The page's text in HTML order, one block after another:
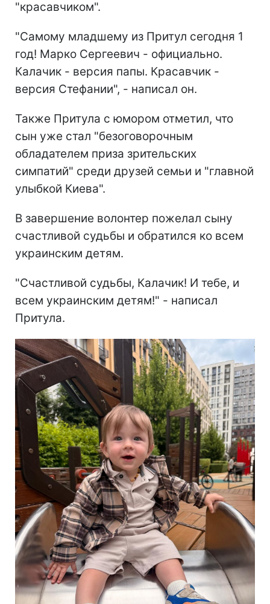
"красавчиком".
"Самому младшему из Притул сегодня 1
год! Марко Сергеевич - официально.
Калачик - версия папы. Красавчик -
версия Стефании", - написал он.
Также Притула с юмором отметил, что
сын уже стал "безоговорочным
обладателем приза зрительских
симпатий" среди друзей семьи и "главной
улыбкой Киева".
В завершение волонтер пожелал сыну
счастливой судьбы и обратился ко всем
украинским детям.
"Счастливой судьбы, Калачик! И тебе, и
всем украинским детям!" - написал
Притула.